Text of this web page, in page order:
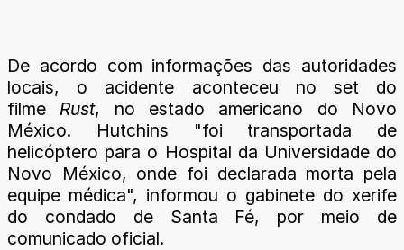
De acordo com informações das autoridades
locais, o acidente aconteceu no set do
filme Rust, no estado americano do Novo
México. Hutchins "foi transportada de
helicóptero para o Hospital da Universidade do
Novo México, onde foi declarada morta pela
equipe médica", informou o gabinete do xerife
do condado de Santa Fé, por meio de
comunicado oficial.